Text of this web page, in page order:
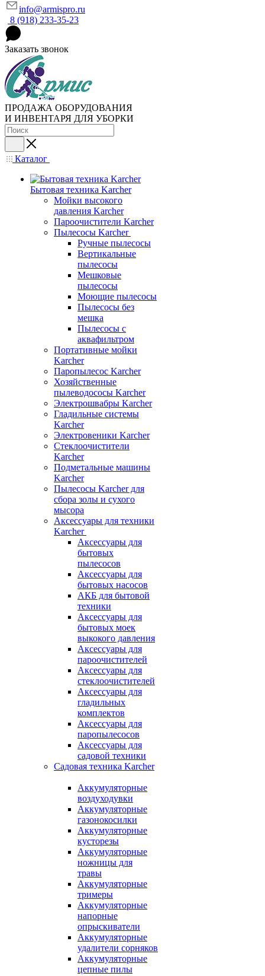
info@armispro.ru
8 (918) 233-35-23
Заказать звонок
ПРОДАЖА ОБОРУДОВАНИЯ
И ИНВЕНТАРЯ ДЛЯ УБОРКИ
Каталог
Бытовая техника Karcher
Мойки высокого
давления Karcher
Пароочистители Karcher
Пылесосы Karcher
Ручные пылесосы
Вертикальные
пылесосы
Мешковые
пылесосы
Моющие пылесосы
Пылесосы без
мешка
Пылесосы с
аквафильтром
Портативные мойки
Karcher
Паропылесос Karcher
Хозяйственные
пылеводососы Karcher
Электрошвабры Karcher
Гладильные системы
Karcher
Электровеники Karcher
Стеклоочистители
Karcher
Подметальные машины
Karcher
Пылесосы Karcher для
сбора золы и сухого
мысора
Аксессуары для техники
Karcher
Аксессуары для
бытовых
пылесосов
Аксессуары для
бытовых насосов
АКБ для бытовой
техники
Аксессуары для
бытовых моек
выкокого давления
Аксессуары для
пароочистителей
Аксессуары для
стеклоочистителей
Аксессуары для
гладильных
комплектов
Аксессуары для
паропылесосов
Аксессуары для
садовой техники
Садовая техника Karcher
Аккумуляторные
воздуходувки
Аккумуляторные
газонокосилки
Аккумуляторные
кусторезы
Аккумуляторные
ножницы для
травы
Аккумуляторные
тримеры
Аккумуляторные
напорные
опрыскиватели
Аккумуляторные
удалители сорняков
Аккумуляторные
цепные пилы